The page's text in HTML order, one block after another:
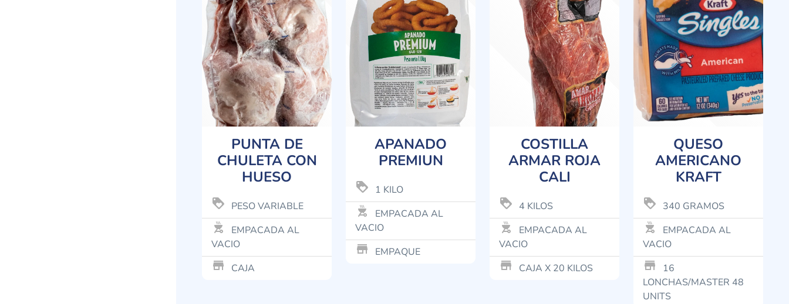
PUNTA DE
CHULETA CON
HUESO
loyalty PESO VARIABLE
outdoor_grill
EMPACADA AL
VACIO
store_mall_directory CAJA
APANADO
PREMIUN
loyalty 1 KILO
outdoor_grill
EMPACADA AL
VACIO
store_mall_directory EMPAQUE
COSTILLA
ARMAR ROJA
CALI
loyalty 4 KILOS
outdoor_grill
EMPACADA AL
VACIO
store_mall_directory CAJA X 20 KILOS
QUESO
AMERICANO
KRAFT
loyalty 340 GRAMOS
outdoor_grill
EMPACADA AL
VACIO
store_mall_directory
16
LONCHAS/MASTER 48
UNITS